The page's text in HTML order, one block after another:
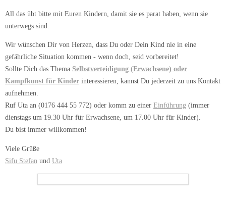
All das übt bitte mit Euren Kindern, damit sie es parat haben, wenn sie
unterwegs sind.
Wir wünschen Dir von Herzen, dass Du oder Dein Kind nie in eine
gefährliche Situation kommen - wenn doch, seid vorbereitet!
Sollte Dich das Thema Selbstverteidigung (Erwachsene) oder
Kampfkunst für Kinder interessieren, kannst Du jederzeit zu uns Kontakt
aufnehmen.
Ruf Uta an (0176 444 55 772) oder komm zu einer Einführung (immer
dienstags um 19.30 Uhr für Erwachsene, um 17.00 Uhr für Kinder).
Du bist immer willkommen!
Viele Grüße
Sifu Stefan und Uta